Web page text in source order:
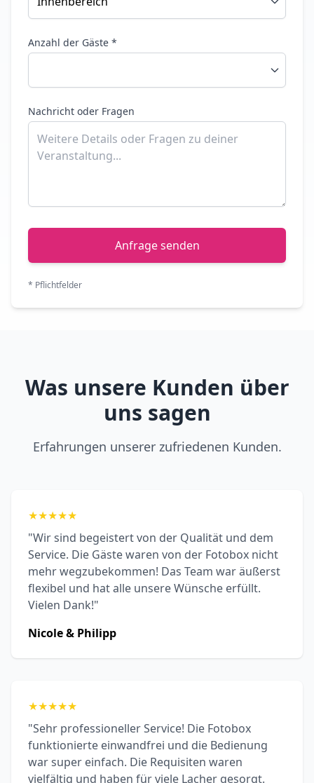
Anzahl der Gäste *
Nachricht oder Fragen
Anfrage senden
* Pflichtfelder
Was unsere Kunden über
uns sagen
Erfahrungen unserer zufriedenen Kunden.
★★★★★
"Wir sind begeistert von der Qualität und dem
Service. Die Gäste waren von der Fotobox nicht
mehr wegzubekommen! Das Team war äußerst
flexibel und hat alle unsere Wünsche erfüllt.
Vielen Dank!"
Nicole & Philipp
★★★★★
"Sehr professioneller Service! Die Fotobox
funktionierte einwandfrei und die Bedienung
war super einfach. Die Requisiten waren
vielfältig und haben für viele Lacher gesorgt.